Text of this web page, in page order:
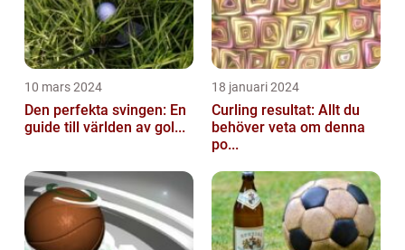
10 mars 2024
Den perfekta svingen: En
guide till världen av gol...
18 januari 2024
Curling resultat: Allt du
behöver veta om denna
po...